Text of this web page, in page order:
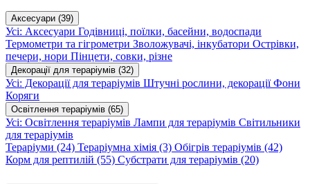
Аксесуари (39)
Усі: Аксесуари Годівниці, поїлки, басейни, водоспади
Термометри та гігрометри Зволожувачі, інкубатори Острівки,
печери, нори Пінцети, совки, різне
Декорації для тераріумів (32)
Усі: Декорації для тераріумів Штучні рослини, декораціїФони
Коряги
Освітлення тераріумів (65)
Усі: Освітлення тераріумів Лампи для тераріумів Світильники
для тераріумів
Тераріуми (24) Тераріумна хімія (3) Обігрів тераріумів (42)
Корм для рептилій (55) Субстрати для тераріумів (20)